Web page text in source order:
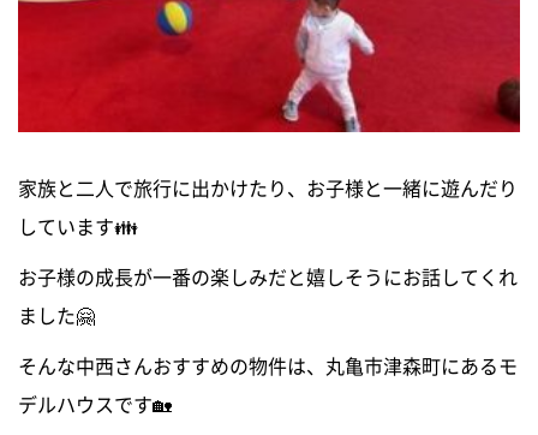
家族と二人で旅行に出かけたり、お子様と一緒に遊んだり
しています👪
お子様の成長が一番の楽しみだと嬉しそうにお話してくれ
ました🤗
そんな中西さんおすすめの物件は、丸亀市津森町にあるモ
デルハウスです🏡